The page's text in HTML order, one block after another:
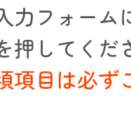
力フォーム
押してくだ
目は必ず